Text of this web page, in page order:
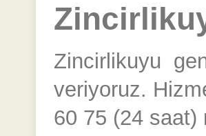
Zincirlikuyu
veriyoruz.
60 75 (24 saat)